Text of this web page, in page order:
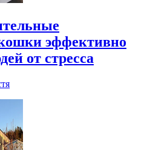
эффективно
от стресса